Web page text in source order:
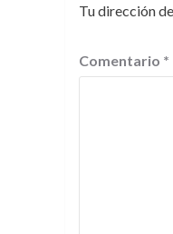
Tu dirección
Comentario *